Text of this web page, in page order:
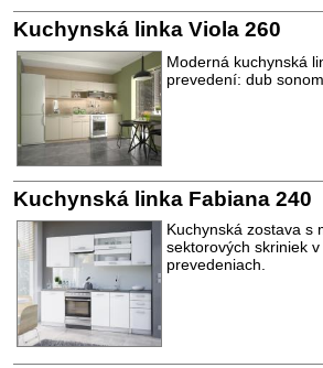
Kuchynská linka Viola 260
Moderná kuchynská
prevedení: dub
Kuchynská linka Fabiana 240
Kuchynská zostava s
sektorových skriniek
prevedeniach.